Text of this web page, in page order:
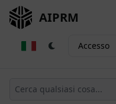
AIPRM
Accesso